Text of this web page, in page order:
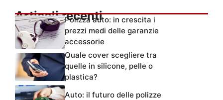
Articoli recentiPolizza auto: in crescita i
prezzi medi delle garanzie
accessorie
Quale cover scegliere tra
quelle in silicone, pelle o
plastica?
Auto: il futuro delle polizze